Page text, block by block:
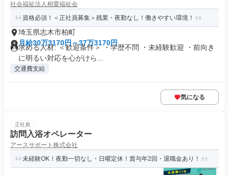
社会福祉法人相愛福祉会
資格必須！＜正社員募集＞残業・夜勤なし！働きやすい環境！
埼玉県志木市柏町
月給30万3170円～37万3170円
求める人材: ＜歓迎条件＞ ・学歴不問 ・未経験歓迎 ・前向き
に明るい対応を心がけら...
交通費支給
気になる
正社員
訪問入浴オペレーター
アースサポート株式会社
未経験OK！夜勤一切なし・日曜定休！賞与年2回・退職金あり！